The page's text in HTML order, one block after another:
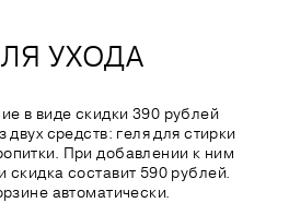
УХОДА
в виде скидки 390 рублей
двух средств: геля для стирки
При добавлении к ним
составит 590 рублей.
автоматически.